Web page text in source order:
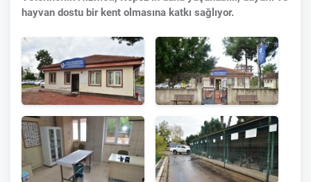
hayvan dostu bir kent olmasına katkı sağlıyor.